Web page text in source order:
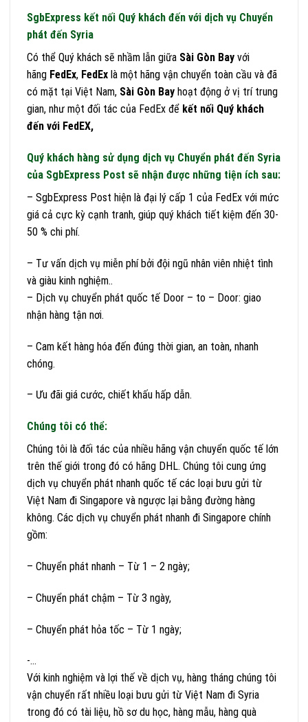
SgbExpress kết nối Quý khách đến với dịch vụ Chuyển
phát đến Syria
Có thể Quý khách sẽ nhầm lẫn giữa Sài Gòn Bay với
hãng FedEx, FedEx là một hãng vận chuyển toàn cầu và đã
có mặt tại Việt Nam, Sài Gòn Bay hoạt động ở vị trí trung
gian, như một đối tác của FedEx để kết nối Quý khách
đến với FedEX,
Quý khách hàng sử dụng dịch vụ Chuyển phát đến Syria
của SgbExpress Post sẽ nhận được những tiện ích sau:
– SgbExpress Post hiện là đại lý cấp 1 của FedEx với mức
giá cả cực kỳ cạnh tranh, giúp quý khách tiết kiệm đến 30-
50 % chi phí.
– Tư vấn dịch vụ miễn phí bởi đội ngũ nhân viên nhiệt tình
và giàu kinh nghiệm..
– Dịch vụ chuyển phát quốc tế Door – to – Door: giao
nhận hàng tận nơi.
– Cam kết hàng hóa đến đúng thời gian, an toàn, nhanh
chóng.
– Ưu đãi giá cước, chiết khấu hấp dẫn.
Chúng tôi có thể:
Chúng tôi là đối tác của nhiều hãng vận chuyển quốc tế lớn
trên thế giới trong đó có hãng DHL. Chúng tôi cung ứng
dịch vụ chuyển phát nhanh quốc tế các loại bưu gửi từ
Việt Nam đi Singapore và ngược lại bằng đường hàng
không. Các dịch vụ chuyển phát nhanh đi Singapore chính
gồm:
– Chuyển phát nhanh – Từ 1 – 2 ngày;
– Chuyển phát chậm – Từ 3 ngày,
– Chuyển phát hỏa tốc – Từ 1 ngày;
-…
Với kinh nghiệm và lợi thế về dịch vụ, hàng tháng chúng tôi
vận chuyển rất nhiều loại bưu gửi từ Việt Nam đi Syria
trong đó có tài liệu, hồ sơ du học, hàng mẫu, hàng quà